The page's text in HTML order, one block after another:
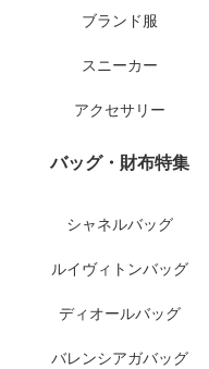
ブランド服
スニーカー
アクセサリー
バッグ・財布特集
シャネルバッグ
ルイヴィトンバッグ
ディオールバッグ
バレンシアガバッグ